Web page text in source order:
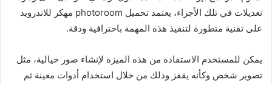
تعديلات في تلك الأجزاء، يعتمد تحميل photoroom مهكر للاندرويد
على تقنية متطورة لتنفيذ هذه المهمة باحترافية ودقة.
يمكن للمستخدم الاستفادة من هذه الميزة لإنشاء صور خيالية، مثل
تصوير شخص وكأنه يقفز وذلك من خلال استخدام أدوات معينة ثم